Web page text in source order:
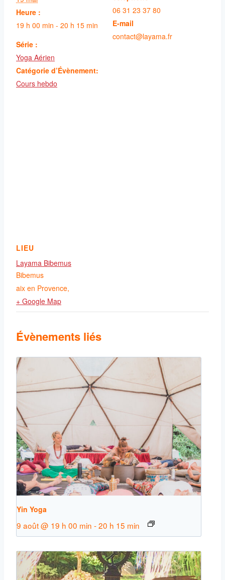
Heure :
19 h 00 min - 20 h 15 min
Série :
Yoga Aérien
Catégorie d’Évènement:
Cours hebdo
06 31 23 37 80
E-mail
contact@layama.fr
LIEU
Layama Bibemus
Bibemus
aix en Provence,
+ Google Map
Évènements liés
Yin Yoga
9 août @ 19 h 00 min -20 h 15 min